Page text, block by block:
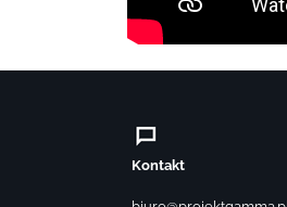
Kontakt